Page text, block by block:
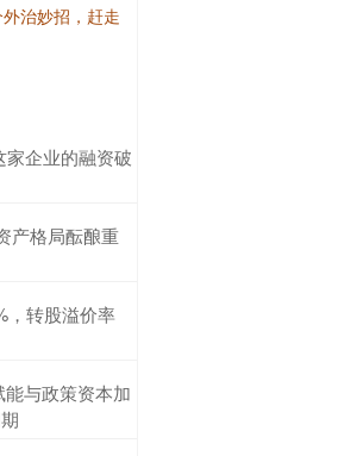
治妙招，赶走
企业的融资破
产格局酝酿重
，转股溢价率
与政策资本加